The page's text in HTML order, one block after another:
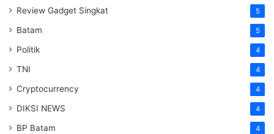
Review Gadget Singkat 5
Batam 5
Politik 4
TNI 4
Cryptocurrency 4
DIKSI NEWS 4
BP Batam 4